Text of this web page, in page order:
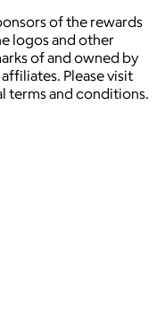
of the rewards
logos and other
of and owned by
Please visit
terms and conditions.